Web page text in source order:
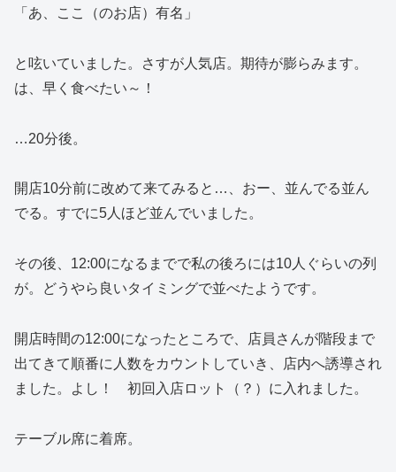
「あ、ここ（のお店）有名」
と呟いていました。さすが人気店。期待が膨らみます。
は、早く食べたい～！
…20分後。
開店10分前に改めて来てみると…、おー、並んでる並ん
でる。すでに5人ほど並んでいました。
その後、12:00になるまでで私の後ろには10人ぐらいの列
が。どうやら良いタイミングで並べたようです。
開店時間の12:00になったところで、店員さんが階段まで
出てきて順番に人数をカウントしていき、店内へ誘導され
ました。よし！ 初回入店ロット（？）に入れました。
テーブル席に着席。